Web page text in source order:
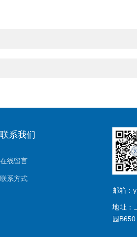
联系我们
在线留言
联系方式
邮箱：
地址：
园B650